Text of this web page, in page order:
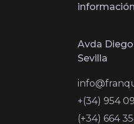
Avda Diego
Sevilla
+(34) 954
(+34) 664